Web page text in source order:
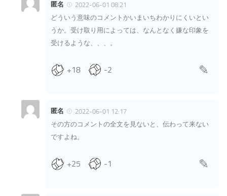
匿名
2022-06-01 08:21
どういう意味のコメントかいまいちわかりにくいとい
うか。受け取り用によっては、なんとなく嫌な印象を
受けるような、、、。
+18 -2
匿名
2022-06-01 12:17
その方のコメントの全文を見ないと、伝わって来ない
ですよね。
+25 -1